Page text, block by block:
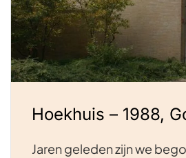
Hoekhuis – 1988,
Jaren geleden zijn we